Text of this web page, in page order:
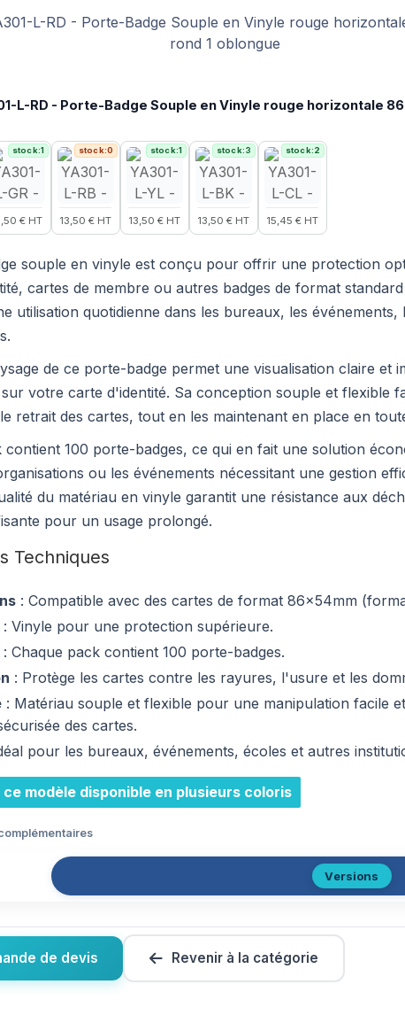
L-RD - Porte-Badge Souple en Vinyle rouge horizontale 86
stock:1
€ HT
stock:0
13,50 € HT
stock:1
13,50 € HT
stock:3
13,50 € HT
stock:2
15,45 € HT
souple en vinyle est conçu pour offrir une protection
cartes de membre ou autres badges de format
utilisation quotidienne dans les bureaux, les événements,
de ce porte-badge permet une visualisation claire et
votre carte d'identité. Sa conception souple et flexible
retrait des cartes, tout en les maintenant en place en
contient 100 porte-badges, ce qui en fait une solution
ou les événements nécessitant une gestion
du matériau en vinyle garantit une résistance aux
pour un usage prolongé.
Techniques
: Compatible avec des cartes de format 86x54mm
: Vinyle pour une protection supérieure.
Chaque pack contient 100 porte-badges.
: Protège les cartes contre les rayures, l'usure et les
: Matériau souple et flexible pour une manipulation facile
des cartes.
pour les bureaux, événements, écoles et autres
modèle disponible en plusieurs coloris
Versions
de devis Revenir à la catégorie